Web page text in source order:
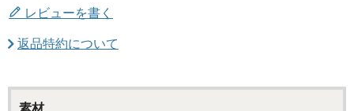
レビューを書く
返品特約について